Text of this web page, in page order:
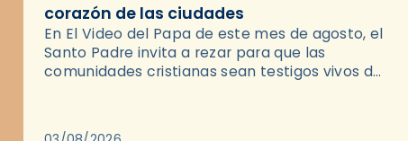
corazón de las ciudades
En El Video del Papa de este mes de agosto, el
Santo Padre invita a rezar para que las
comunidades cristianas sean testigos vivos del